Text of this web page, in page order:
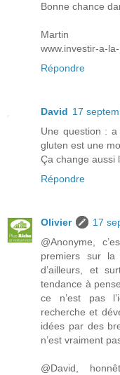
Bonne chance
Martin
www.investir-a-
Répondre
David 17
Une question :
gluten est une
Ça change aussi
Répondre
Olivier
17
@Anonyme,
premiers sur la
d’ailleurs, et
tendance à
ce n’est pas
recherche et
idées par des
n’est vraiment
@David,